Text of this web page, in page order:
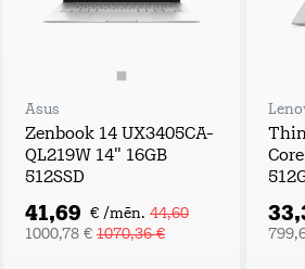
Asus
Zenbook 14 UX3405CA-
QL219W 14" 16GB
512SSD
41,69 € /mēn. 44,60
1000,78 € 1070,36 €